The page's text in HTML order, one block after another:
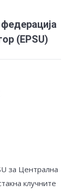
(EPSU)
за Централна
клучните